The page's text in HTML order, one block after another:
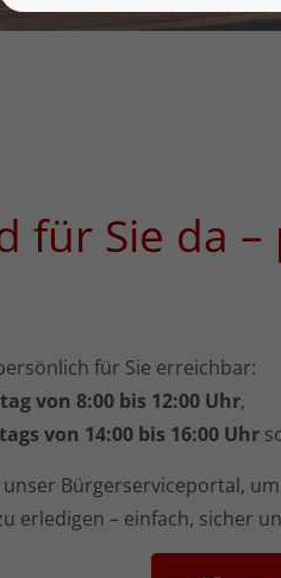
für Sie da
für Sie erreichbar:
von 8:00 bis 12:00 Uhr,
von 14:00 bis 16:00 Uhr
unser Bürgerserviceportal,
erledigen – einfach, sicher